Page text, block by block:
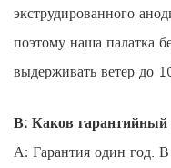
экструдированного
поэтому наша палатка
выдерживать ветер до
В: Каков гарантийный
А: Гарантия один год.